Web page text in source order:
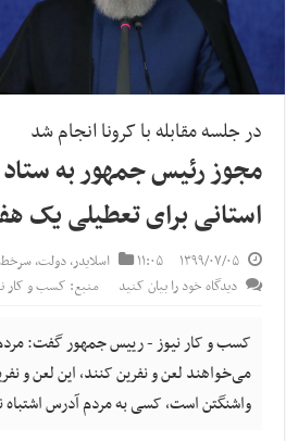
در جلسه مقابله با کرونا انجام شد
مجوز رئیس جمهور به ستاد
استانی برای تعطیلی یک
۱۳۹۹/۰۷/۰۵ ۱۱:۰۵ اسلایدر,دولت,سرخط
دیدگاه خود را بیان کنید
منبع: کسب و کار
کسب و کار نیوز - رییس جمهور گفت:
می‌خواهند لعن و نفرین کنند، این لعن و
واشنگتن است، کسی به مردم آدرس